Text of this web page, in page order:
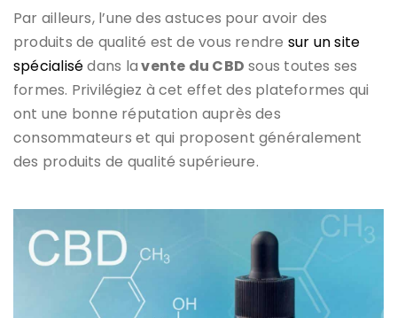
Par ailleurs, l’une des astuces pour avoir des
produits de qualité est de vous rendre sur un site
spécialisédans lavente du CBD sous toutes ses
formes. Privilégiez à cet effet des plateformes qui
ont une bonne réputation auprès des
consommateurs et qui proposent généralement
des produits de qualité supérieure.